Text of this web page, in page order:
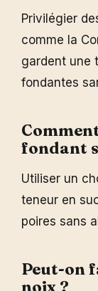
Privilégier
comme la
gardent une
fondantes
fondant
Utiliser un
teneur en
poires sans
Peut-on
noix ?